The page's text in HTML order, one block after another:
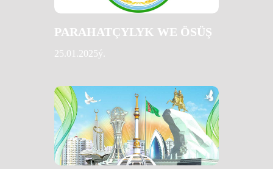
PARAHATÇYLYK WE ÖSÜŞ
25.01.2025ý.